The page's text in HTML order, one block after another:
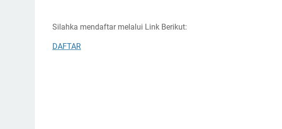
Silahka mendaftar melalui Link Berikut:
DAFTAR